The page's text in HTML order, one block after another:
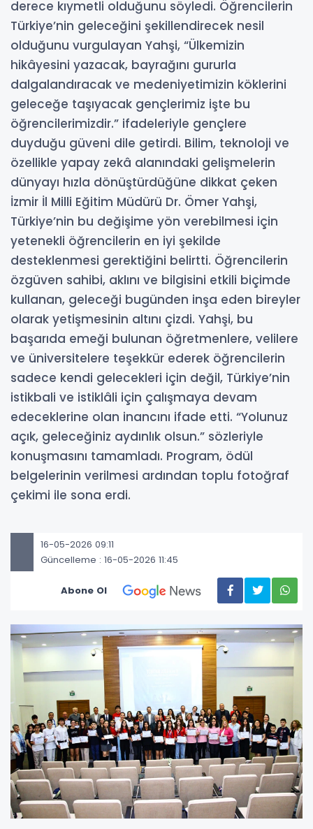
derece kıymetli olduğunu söyledi. Öğrencilerin
Türkiye’nin geleceğini şekillendirecek nesil
olduğunu vurgulayan Yahşi, “Ülkemizin
hikâyesini yazacak, bayrağını gururla
dalgalandıracak ve medeniyetimizin köklerini
geleceğe taşıyacak gençlerimiz işte bu
öğrencilerimizdir.” ifadeleriyle gençlere
duyduğu güveni dile getirdi. Bilim, teknoloji ve
özellikle yapay zekâ alanındaki gelişmelerin
dünyayı hızla dönüştürdüğüne dikkat çeken
İzmir İl Milli Eğitim Müdürü Dr. Ömer Yahşi,
Türkiye’nin bu değişime yön verebilmesi için
yetenekli öğrencilerin en iyi şekilde
desteklenmesi gerektiğini belirtti. Öğrencilerin
özgüven sahibi, aklını ve bilgisini etkili biçimde
kullanan, geleceği bugünden inşa eden bireyler
olarak yetişmesinin altını çizdi. Yahşi, bu
başarıda emeği bulunan öğretmenlere, velilere
ve üniversitelere teşekkür ederek öğrencilerin
sadece kendi gelecekleri için değil, Türkiye’nin
istikbali ve istiklâli için çalışmaya devam
edeceklerine olan inancını ifade etti. “Yolunuz
açık, geleceğiniz aydınlık olsun.” sözleriyle
konuşmasını tamamladı. Program, ödül
belgelerinin verilmesi ardından toplu fotoğraf
çekimi ile sona erdi.
16-05-2026 09:11
Güncelleme : 16-05-2026 11:45
Abone Ol